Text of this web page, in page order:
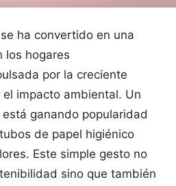
ha convertido en una
los hogares
por la creciente
impacto ambiental. Un
ganando popularidad
de papel higiénico
Este simple gesto no
sino que también